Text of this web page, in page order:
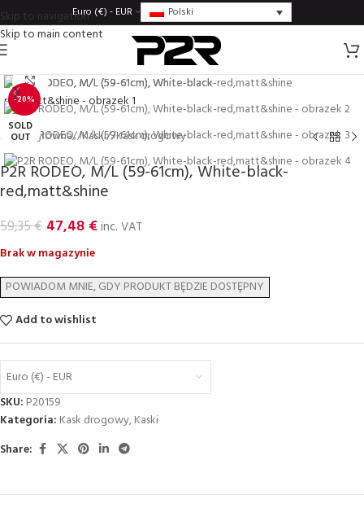
Skip to navigation
Skip to main content
Euro (€) - EUR Polski
-20%
SOLD
OUT
Click to enlarge
Strona główna/ Kaski/ Kask drogowy
P2R RODEO, M/L (59-61cm), White-black-
red,matt&shine
59,35€ 47,48 €inc. VAT
Brak w magazynie
Add to wishlist
Euro (€) - EUR
SKU: P20159
Kategoria: Kask drogowy,Kaski
Share: